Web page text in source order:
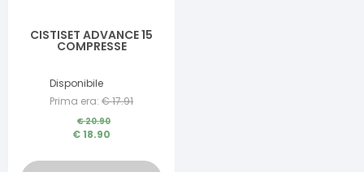
CISTISET ADVANCE 15
COMPRESSE
Disponibile
Prima era: €17.91
€20.90
€18.90